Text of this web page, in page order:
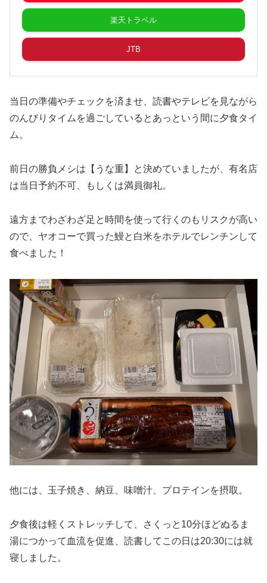
楽天トラベル
JTB
当日の準備やチェックを済ませ、読書やテレビを見ながら
のんびりタイムを過ごしているとあっという間に夕食タイ
ム。
前日の勝負メシは【うな重】と決めていましたが、有名店
は当日予約不可、もしくは満員御礼。
遠方までわざわざ足と時間を使って行くのもリスクが高い
ので、ヤオコーで買った鰻と白米をホテルでレンチンして
食べました！
他には、玉子焼き、納豆、味噌汁、プロテインを摂取。
夕食後は軽くストレッチして、さくっと10分ほどぬるま
湯につかって血流を促進、読書してこの日は20:30には就
寝しました。